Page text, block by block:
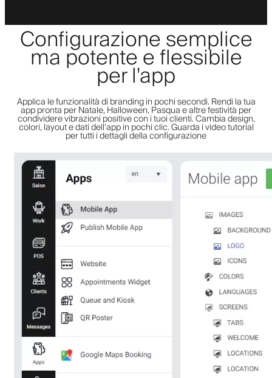
Configurazione semplice
ma potente e flessibile
per l'app
Applica le funzionalità di branding in pochi secondi. Rendi la tua
app pronta per Natale, Halloween, Pasqua e altre festività per
condividere vibrazioni positive con i tuoi clienti. Cambia design,
colori, layout e dati dell'app in pochi clic. Guarda i video tutorial
per tutti i dettagli della configurazione